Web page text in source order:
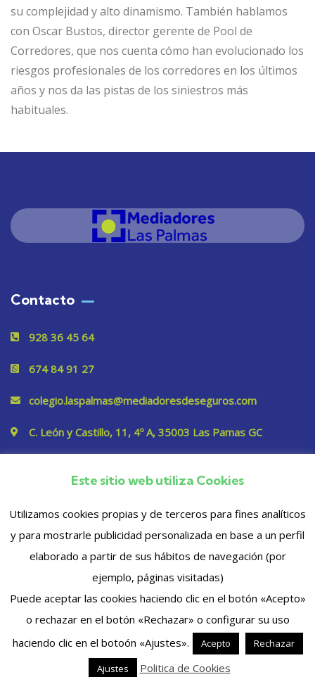
su complejidad y alto dinamismo. También hablamos
con Oscar Bustos, director gerente de Pool de
Corredores, que nos cuenta cómo han evolucionado los
riesgos profesionales de los corredores en los últimos
años y nos da las pistas de los siniestros más
habituales.
Contacto
928 36 45 64
674 84 91 27
colegio.laspalmas@mediadoresdeseguros.com
C. León y Castillo, 11, 4º A, 35003 Las Pamas GC
Privacidad
© 2023 Copyrights. Todos los derechos reservados
Este sitio web utiliza Cookies
Utilizamos cookies propias y de terceros para fines analíticos
y para mostrarle publicidad personalizada en base a un perfil
elaborado a partir de sus hábitos de navegación (por
ejemplo, páginas visitadas)
Puede aceptar las cookies haciendo clic en el botón «Acepto»
o rechazar en el botón «Rechazar» o configurar su uso
haciendo clic en el botoón «Ajustes».
Acepto
Rechazar
Ajustes
Politica de Cookies